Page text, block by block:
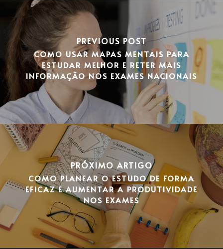
PREVIOUS POST
COMO USAR MAPAS MENTAIS PARA
ESTUDAR MELHOR E RETER MAIS
INFORMAÇÃO NOS EXAMES NACIONAIS
PRÓXIMO ARTIGO
COMO PLANEAR O ESTUDO DE FORMA
EFICAZ E AUMENTAR A PRODUTIVIDADE
NOS EXAMES